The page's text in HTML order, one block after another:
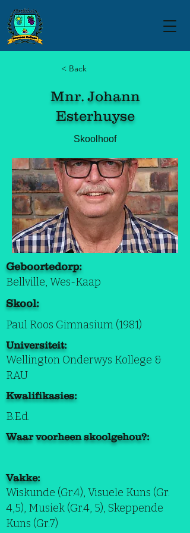
< Back
Mnr. Johann
Esterhuyse
Skoolhoof
Geboortedorp:
Bellville, Wes-Kaap
Skool:
Paul Roos Gimnasium (1981)
Universiteit:
Wellington Onderwys Kollege &
RAU
Kwalifikasies:
B.Ed.
Waar voorheen skoolgehou?:
Vakke:
Wiskunde (Gr.4), Visuele Kuns (Gr.
4,5), Musiek (Gr.4, 5), Skeppende
Kuns (Gr.7)